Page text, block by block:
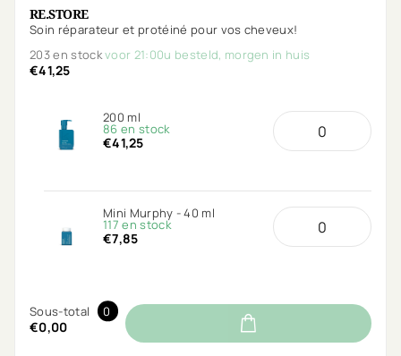
RE.STORE
Soin réparateur et protéiné pour vos cheveux!
203 en stockvoor 21:00u besteld, morgen in huis
€41,25
200 ml
86 en stock
€41,25
Mini Murphy - 40 ml
117 en stock
€7,85
Sous-total 0
€0,00